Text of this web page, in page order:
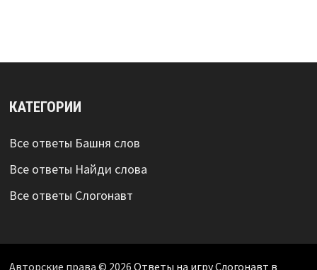
КАТЕГОРИИ
Все ответы Башня слов
Все ответы Найди слова
Все ответы Слогонавт
Авторские права © 2026 Ответы на игру Слогонавт в